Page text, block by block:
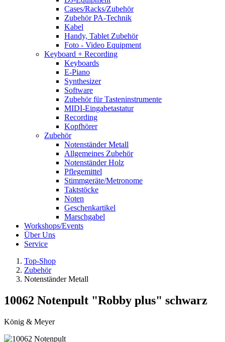
Cases/Racks/Zubehör
Zubehör PA-Technik
Kabel
Handy, Tablet Zubehör
Foto - Video Equipment
Keyboard + Recording
Keyboards
E-Piano
Synthesizer
Software
Zubehör für Tasteninstrumente
MIDI-Eingabetastatur
Recording
Kopfhörer
Zubehör
Notenständer Metall
Allgemeines Zubehör
Notenständer Holz
Pflegemittel
Stimmgeräte/Metronome
Taktstöcke
Noten
Geschenkartikel
Marschgabel
Workshops/Events
Über Uns
Service
Top-Shop
Zubehör
Notenständer Metall
10062 Notenpult "Robby plus" schwarz
König & Meyer